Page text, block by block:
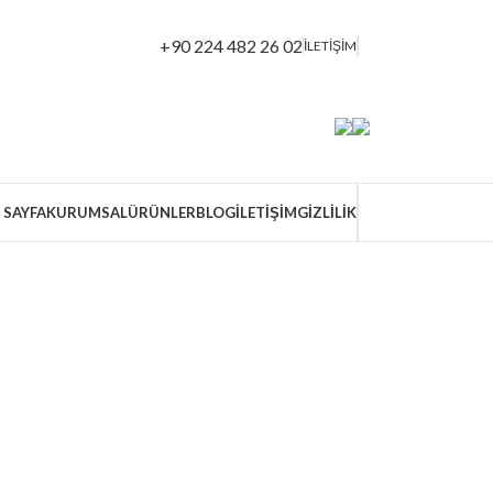
+90 224 482 26 02 İLETİŞİM
KURUMSALÜRÜNLERBLOGİLETIŞIMGİZLİLİK